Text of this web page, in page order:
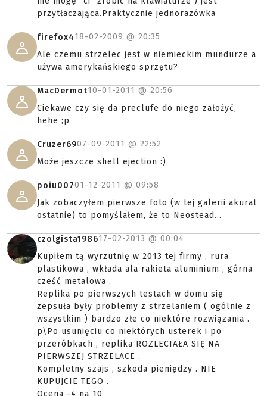
jedynie co może zrobić to popłoch w drużynie
przeciwnej że zamiast strzelać do Ciebie zaczną
uciekać xD
maryn1111-06-2007 @19:56
Super broń i zrobiłoby się niezłą jazde tylko ile
ona kosztuje??
kupolud23117-06-2007 @23:20
Panowie , spójrzmy prawdzie w oczy - to cacko
jest dla bogatych poza tym ta szybkostrzelnośc (
nie mogę "ci" zrobic na klawiaturze ) jest
przytłaczająca.Praktycznie jednorazówka
firefox418-02-2009 @20:35
Ale czemu strzelec jest w niemieckim mundurze a
używa amerykańskiego sprzętu?
MacDermot10-01-2011 @20:56
Ciekawe czy się da preclufe do niego założyć,
hehe ;p
Cruzer6907-09-2011 @22:52
Może jeszcze shell ejection :)
poiu00701-12-2011 @09:58
Jak zobaczyłem pierwsze foto (w tej galerii akurat
ostatnie) to pomyślałem, że to Neostead...
czolgista198617-02-2013 @